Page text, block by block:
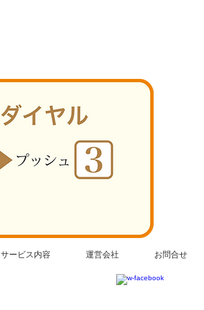
サービス内容 運営会社 お問合せ